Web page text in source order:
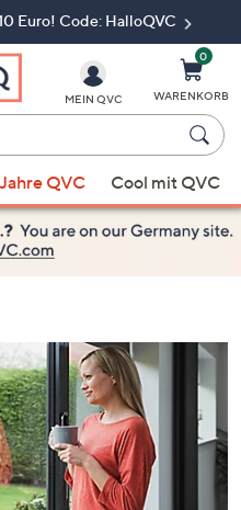
Euro! Code: HalloQVC
MEIN QVC
0
WARENKORB
QVC Cool mit QVC